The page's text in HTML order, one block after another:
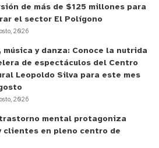
justicia
Luis Mella Gajardo valoró el
con este esperado homenaje
señalando que “mi corazón
paz, porque esta era una
marcan. Hace muchos años
con la Agrupación ‘Antonio
de más de $125 millones para
el sector El Polígono
2026
música y danza: Conoce la nutrida
de espectáculos del Centro
Leopoldo Silva para este mes
2026
trastorno mental protagoniza
clientes en pleno centro de